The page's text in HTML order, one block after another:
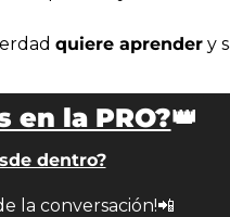
quiere aprender y
en la PRO?👑
dentro?
la conversación!📲